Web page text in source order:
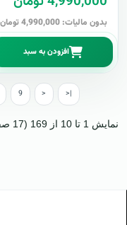
بدون مالیات: 4,990,000 تومان
افزودن به سبد
9 > >|
نمایش 1 تا 10 از 169 (17 صفحه)